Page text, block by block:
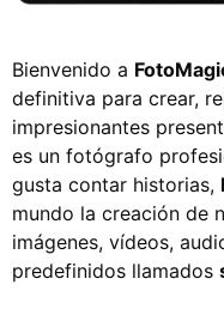
Bienvenido a
definitiva para crear,
impresionantes
es un fotógrafo
gusta contar historias,
mundo la creación de
imágenes, vídeos,
predefinidos llamados